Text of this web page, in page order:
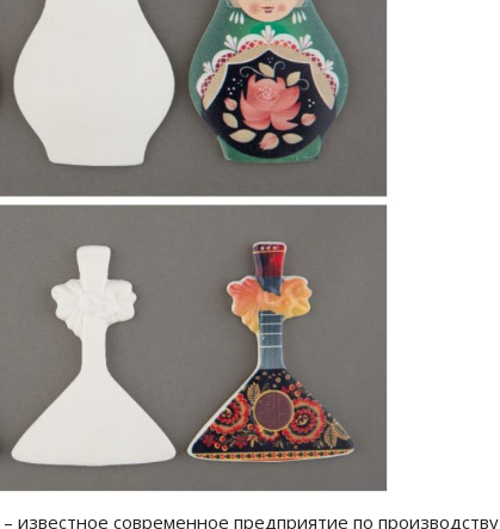
– известное современное предприятие по производству